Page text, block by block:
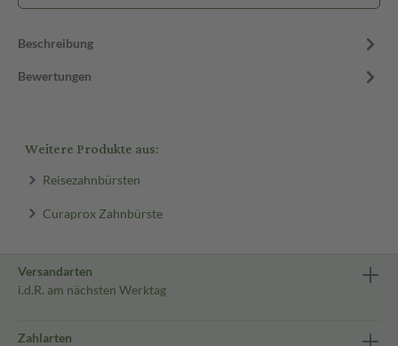
Beschreibung
Bewertungen
Weitere Produkte aus:
Reisezahnbürsten
Curaprox Zahnbürste
Versandarten
i.d.R. am nächsten Werktag
Zahlarten